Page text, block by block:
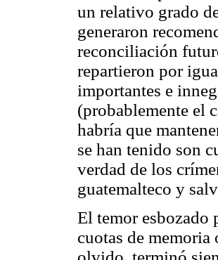
un relativo grado
generaron
reconciliación
repartieron por
importantes e
(probablemente el
habría que
se han tenido son
verdad de los
guatemalteco y
El temor esbozado
cuotas de